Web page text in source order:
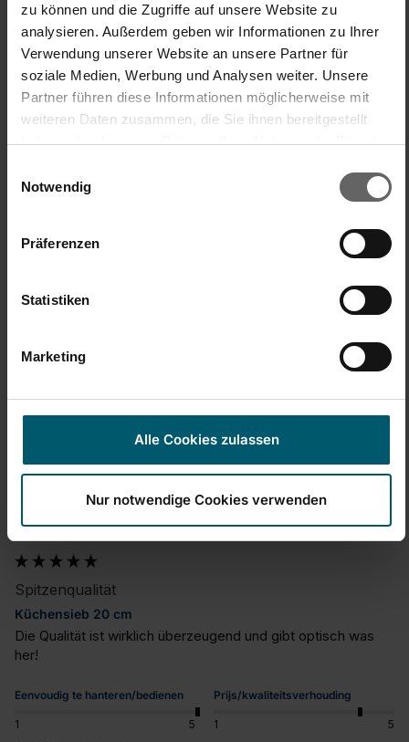
zu können und die Zugriffe auf unsere Website zu
analysieren. Außerdem geben wir Informationen zu Ihrer
Verwendung unserer Website an unsere Partner für
soziale Medien, Werbung und Analysen weiter. Unsere
Partner führen diese Informationen möglicherweise mit
weiteren Daten zusammen, die Sie ihnen bereitgestellt
haben oder die sie im Rahmen Ihrer Nutzung der Dienste
Cookies, wenn Sie unsere Webseite weiterhin nutzen.
Notwendig
Präferenzen
Statistiken
Marketing
Alle Cookies zulassen
Nur notwendige Cookies verwenden
5.00
Product Reviews Vragen
JH
J. Hammer
Spitzenqualität
Küchensieb 20 cm
Die Qualität ist wirklich überzeugend und gibt optisch was
her!
Eenvoudig te hanteren/bedienen
1 5
Prijs/kwaliteitsverhouding
1
5
New content loaded